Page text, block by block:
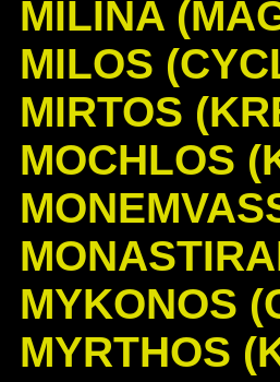
MILINA
MILOS
MIRTOS
MOCHLOS
MYKONOS
MYRTHOS